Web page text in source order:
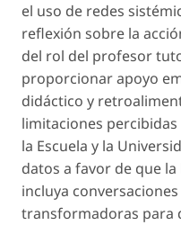
el uso de redes
reflexión sobre la
del rol del profesor
proporcionar apoyo
didáctico y
limitaciones
la Escuela y la
datos a favor de que
incluya
transformadoras para